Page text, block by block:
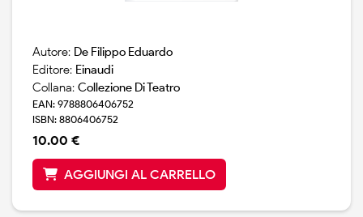
Autore: De Filippo Eduardo
Editore: Einaudi
Collana: Collezione Di Teatro
EAN: 9788806406752
ISBN: 8806406752
10.00 €
AGGIUNGI AL CARRELLO